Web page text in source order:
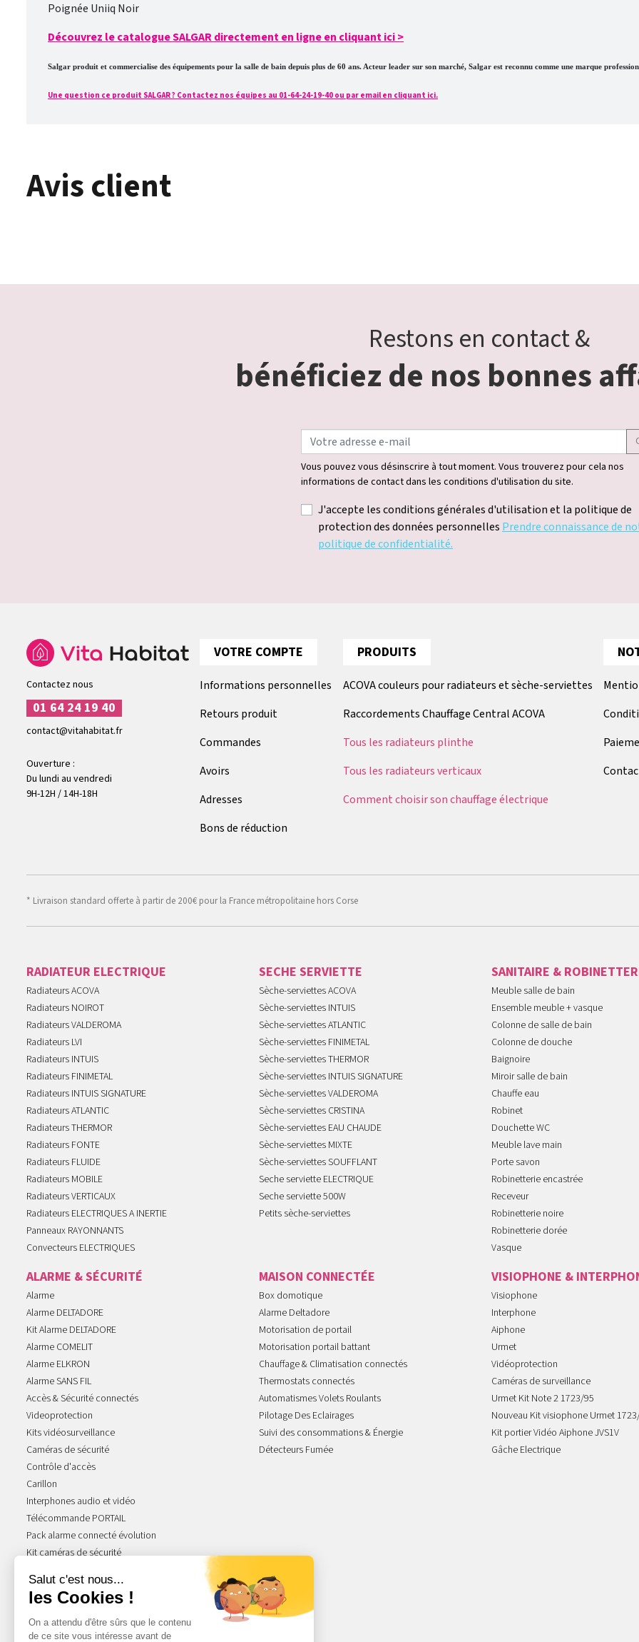
Poignée Uniiq Noir
Découvrez le catalogue SALGAR directement en ligne en cliquant ici>
Salgar produit et commercialise des équipements pour la salle de bain depuis plus de 60 ans. Acteur leader sur son marché, Salgar est reconnu comme une marque
Une question ce produit SALGAR ? Contactez nos équipes au 01-64-24-19-40 ou par email en cliquant ici.
Avis client
Restons en contact &
bénéficiez de nos bonnes
Vous pouvez vous désinscrire à tout moment. Vous trouverez pour cela nos
informations de contact dans les conditions d'utilisation du site.
J'accepte les conditions générales d'utilisation et la politique de
protection des données personnelles Prendre connaissance de
politique de confidentialité.
Contactez nous
01 64 24 19 40
contact@vitahabitat.fr
Ouverture :
Du lundi au vendredi
9H-12H / 14H-18H
VOTRE COMPTE
Informations personnelles
Retours produit
Commandes
Avoirs
Adresses
Bons de réduction
PRODUITS
ACOVA couleurs pour radiateurs et sèche-serviettes
Raccordements Chauffage Central ACOVA
Tous les radiateurs plinthe
Tous les radiateurs verticaux
Comment choisir son chauffage électrique
* Livraison standard offerte à partir de 200€ pour la France métropolitaine hors Corse
RADIATEUR ELECTRIQUE
Radiateurs ACOVA
Radiateurs NOIROT
Radiateurs VALDEROMA
Radiateurs LVI
Radiateurs INTUIS
Radiateurs FINIMETAL
Radiateurs INTUIS SIGNATURE
Radiateurs ATLANTIC
Radiateurs THERMOR
Radiateurs FONTE
Radiateurs FLUIDE
Radiateurs MOBILE
Radiateurs VERTICAUX
Radiateurs ELECTRIQUES A INERTIE
Panneaux RAYONNANTS
Convecteurs ELECTRIQUES
SECHE SERVIETTE
Sèche-serviettes ACOVA
Sèche-serviettes INTUIS
Sèche-serviettes ATLANTIC
Sèche-serviettes FINIMETAL
Sèche-serviettes THERMOR
Sèche-serviettes INTUIS SIGNATURE
Sèche-serviettes VALDEROMA
Sèche-serviettes CRISTINA
Sèche-serviettes EAU CHAUDE
Sèche-serviettes MIXTE
Sèche-serviettes SOUFFLANT
Seche serviette ELECTRIQUE
Seche serviette 500W
Petits sèche-serviettes
SANITAIRE &
Meuble salle de bain
Ensemble meuble + vasque
Colonne de salle de bain
Colonne de douche
Baignoire
Miroir salle de bain
Chauffe eau
Robinet
Douchette WC
Meuble lave main
Porte savon
Robinetterie encastrée
Receveur
Robinetterie noire
Robinetterie dorée
Vasque
ALARME & SÉCURITÉ
Alarme
Alarme DELTADORE
Kit Alarme DELTADORE
Alarme COMELIT
Alarme ELKRON
Alarme SANS FIL
Accès & Sécurité connectés
Videoprotection
Kits vidéosurveillance
Caméras de sécurité
Contrôle d'accès
Carillon
Interphones audio et vidéo
Télécommande PORTAIL
Pack alarme connecté évolution
Kit caméras de sécurité
MAISON CONNECTÉE
Box domotique
Alarme Deltadore
Motorisation de portail
Motorisation portail battant
Chauffage & Climatisation connectés
Thermostats connectés
Automatismes Volets Roulants
Pilotage Des Eclairages
Suivi des consommations & Énergie
Détecteurs Fumée
VISIOPHONE &
Visiophone
Interphone
Aiphone
Urmet
Vidéoprotection
Caméras de surveillance
Urmet Kit Note 2 1723/95
Nouveau Kit visiophone Urmet
Kit portier Vidéo Aiphone JVS1V
Gâche Electrique
NOS GAMMES STARS
Acova Atoll
Acova Fassane
Radiateur Atlantic